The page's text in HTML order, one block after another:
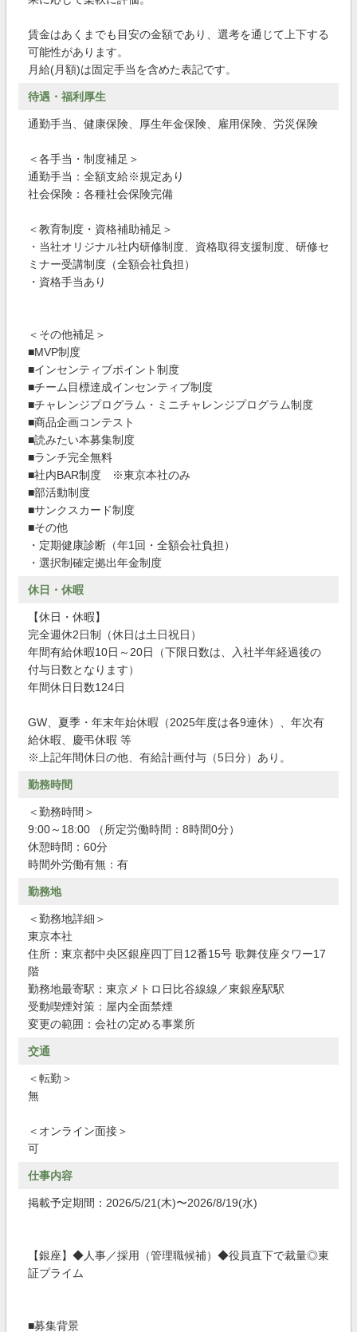
賃金はあくまでも目安の金額であり、選考を通じて上下する
可能性があります。
月給(月額)は固定手当を含めた表記です。
待遇・福利厚生
通勤手当、健康保険、厚生年金保険、雇用保険、労災保険
＜各手当・制度補足＞
通勤手当：全額支給※規定あり
社会保険：各種社会保険完備
＜教育制度・資格補助補足＞
・当社オリジナル社内研修制度、資格取得支援制度、研修セ
ミナー受講制度（全額会社負担）
・資格手当あり
＜その他補足＞
■MVP制度
■インセンティブポイント制度
■チーム目標達成インセンティブ制度
■チャレンジプログラム・ミニチャレンジプログラム制度
■商品企画コンテスト
■読みたい本募集制度
■ランチ完全無料
■社内BAR制度 ※東京本社のみ
■部活動制度
■サンクスカード制度
■その他
・定期健康診断（年1回・全額会社負担）
・選択制確定拠出年金制度
休日・休暇
【休日・休暇】
完全週休2日制（休日は土日祝日）
年間有給休暇10日～20日（下限日数は、入社半年経過後の
付与日数となります）
年間休日日数124日
GW、夏季・年末年始休暇（2025年度は各9連休）、年次有
給休暇、慶弔休暇 等
※上記年間休日の他、有給計画付与（5日分）あり。
勤務時間
＜勤務時間＞
9:00～18:00 （所定労働時間：8時間0分）
休憩時間：60分
時間外労働有無：有
勤務地
＜勤務地詳細＞
東京本社
住所：東京都中央区銀座四丁目12番15号 歌舞伎座タワー17
階
勤務地最寄駅：東京メトロ日比谷線線／東銀座駅駅
受動喫煙対策：屋内全面禁煙
変更の範囲：会社の定める事業所
交通
＜転勤＞
無
＜オンライン面接＞
可
仕事内容
掲載予定期間：2026/5/21(木)〜2026/8/19(水)
【銀座】◆人事／採用（管理職候補）◆役員直下で裁量◎東
証プライム
■募集背景